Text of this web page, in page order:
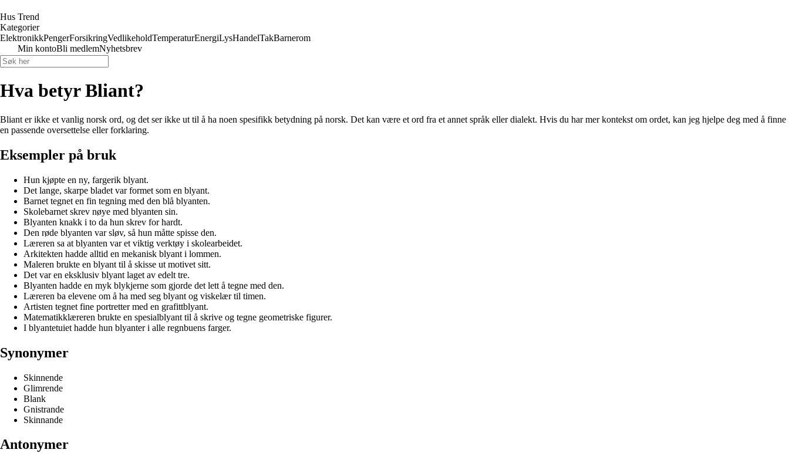
Hus Trend
Kategorier
ElektronikkPengerForsikringVedlikeholdTemperaturEnergiLysHandelTakBarnerom
Min kontoBli medlemNyhetsbrev
Hva betyr Bliant?
Bliant er ikke et vanlig norsk ord, og det ser ikke ut til å ha noen spesifikk betydning på norsk. Det kan være et ord fra et annet språk eller dialekt. Hvis du har mer kontekst om ordet, kan jeg hjelpe deg med å finne
en passende oversettelse eller forklaring.
Eksempler på bruk
Hun kjøpte en ny, fargerik blyant.
Det lange, skarpe bladet var formet som en blyant.
Barnet tegnet en fin tegning med den blå blyanten.
Skolebarnet skrev nøye med blyanten sin.
Blyanten knakk i to da hun skrev for hardt.
Den røde blyanten var sløv, så hun måtte spisse den.
Læreren sa at blyanten var et viktig verktøy i skolearbeidet.
Arkitekten hadde alltid en mekanisk blyant i lommen.
Maleren brukte en blyant til å skisse ut motivet sitt.
Det var en eksklusiv blyant laget av edelt tre.
Blyanten hadde en myk blykjerne som gjorde det lett å tegne med den.
Læreren ba elevene om å ha med seg blyant og viskelær til timen.
Artisten tegnet fine portretter med en grafittblyant.
Matematikklæreren brukte en spesialblyant til å skrive og tegne geometriske figurer.
I blyantetuiet hadde hun blyanter i alle regnbuens farger.
Synonymer
Skinnende
Glimrende
Blank
Gnistrande
Skinnande
Antonymer